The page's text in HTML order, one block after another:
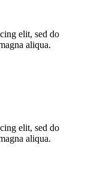
elit, sed do
aliqua.
elit, sed do
aliqua.